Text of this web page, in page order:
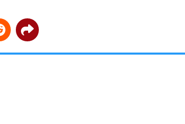
Share